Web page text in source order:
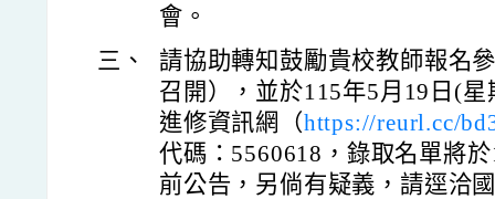
會。
三、
請協助轉知鼓勵貴校教師報名
召開），並於115年5月19日(
進修資訊網（https://reurl.cc/
代碼：5560618，錄取名單將
前公告，另倘有疑義，請逕洽